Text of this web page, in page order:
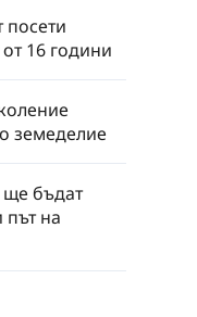
16 години
земеделие
бъдат
път на